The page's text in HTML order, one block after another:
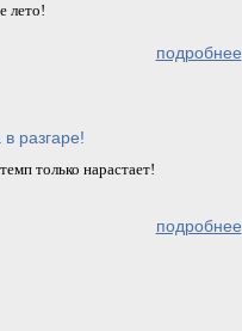
лето!
подробнее
разгаре!
только нарастает!
подробнее